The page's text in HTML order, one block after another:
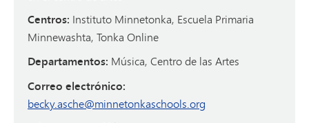
Centros: Instituto Minnetonka, Escuela Primaria
Minnewashta, Tonka Online
Departamentos: Música, Centro de las Artes
Correo electrónico:
becky.asche@minnetonkaschools.org